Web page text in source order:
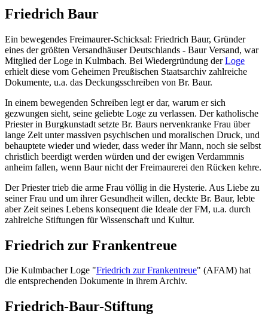
Friedrich Baur
Ein bewegendes Freimaurer-Schicksal: Friedrich Baur, Gründer
eines der größten Versandhäuser Deutschlands - Baur Versand, war
Mitglied der Loge in Kulmbach. Bei Wiedergründung derLoge
erhielt diese vom Geheimen Preußischen Staatsarchiv zahlreiche
Dokumente, u.a. das Deckungsschreiben von Br. Baur.
In einem bewegenden Schreiben legt er dar, warum er sich
gezwungen sieht, seine geliebte Loge zu verlassen. Der katholische
Priester in Burgkunstadt setzte Br. Baurs nervenkranke Frau über
lange Zeit unter massiven psychischen und moralischen Druck, und
behauptete wieder und wieder, dass weder ihr Mann, noch sie selbst
christlich beerdigt werden würden und der ewigen Verdammnis
anheim fallen, wenn Baur nicht der Freimaurerei den Rücken kehre.
Der Priester trieb die arme Frau völlig in die Hysterie. Aus Liebe zu
seiner Frau und um ihrer Gesundheit willen, deckte Br. Baur, lebte
aber Zeit seines Lebens konsequent die Ideale der FM, u.a. durch
zahlreiche Stiftungen für Wissenschaft und Kultur.
Friedrich zur Frankentreue
Die Kulmbacher Loge "Friedrich zur Frankentreue" (AFAM) hat
die entsprechenden Dokumente in ihrem Archiv.
Friedrich-Baur-Stiftung